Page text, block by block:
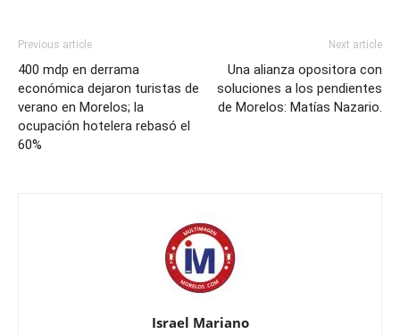
Previous article
400 mdp en derrama
económica dejaron turistas de
verano en Morelos; la
ocupación hotelera rebasó el
60%
Next article
Una alianza opositora con
soluciones a los pendientes
de Morelos: Matías Nazario.
Israel Mariano